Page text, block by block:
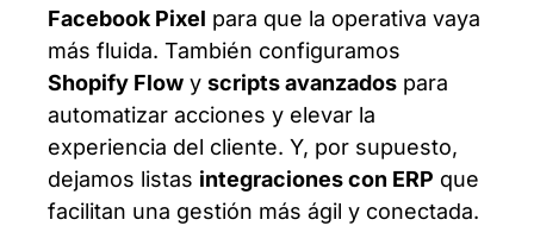
Facebook Pixel para que la operativa vaya
más fluida. También configuramos
Shopify Flow y scripts avanzados para
automatizar acciones y elevar la
experiencia del cliente. Y, por supuesto,
dejamos listas integraciones con ERP que
facilitan una gestión más ágil y conectada.